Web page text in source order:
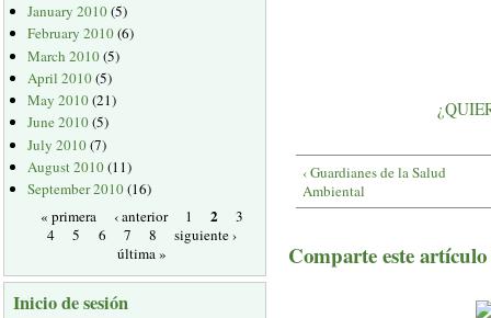
January 2010(5)
February 2010(6)
March 2010(5)
April 2010(5)
May 2010(21)
June 2010(5)
July 2010(7)
August 2010(11)
September 2010(16)
« primera
‹ anterior 1 2
3
4
5 6 7 8
siguiente ›
última »
Inicio de sesión
‹ Guardianes de la Salud
Ambiental
Comparte este artículo